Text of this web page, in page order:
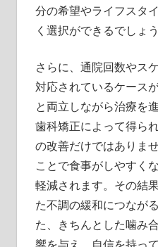
分の希望やライフスタ
く選択ができるでしょう
さらに、通院回数やス
対応されているケース
と両立しながら治療を
歯科矯正によって得ら
の改善だけではありま
ことで食事がしやすく
軽減されます。その結
た不調の緩和につなが
た、きちんとした噛み